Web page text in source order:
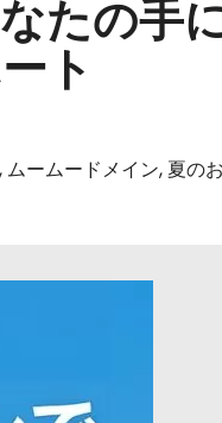
たの手
ト
, ムームードメイン,夏の